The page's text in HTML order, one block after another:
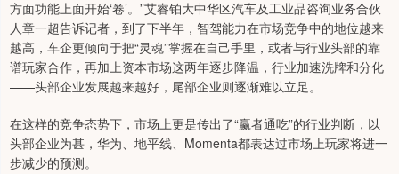
方面功能上面开始‘卷’。”艾睿铂大中华区汽车及工业品咨询业务合伙
人章一超告诉记者，到了下半年，智驾能力在市场竞争中的地位越来
越高，车企更倾向于把“灵魂”掌握在自己手里，或者与行业头部的靠
谱玩家合作，再加上资本市场这两年逐步降温，行业加速洗牌和分化
——头部企业发展越来越好，尾部企业则逐渐难以立足。
在这样的竞争态势下，市场上更是传出了“赢者通吃”的行业判断，以
头部企业为甚，华为、地平线、Momenta都表达过市场上玩家将进一
步减少的预测。